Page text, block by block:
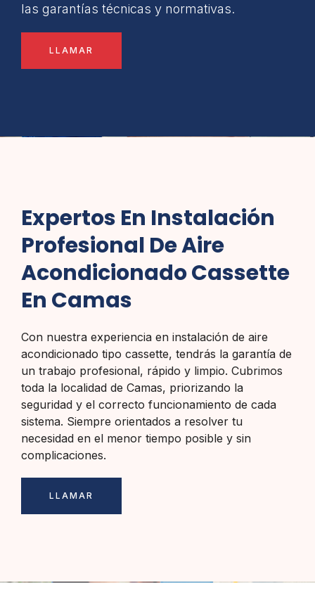
las garantías técnicas y normativas.
LLAMAR
Expertos En Instalación
Profesional De Aire
Acondicionado Cassette
En Camas
Con nuestra experiencia en instalación de aire
acondicionado tipo cassette, tendrás la garantía de
un trabajo profesional, rápido y limpio. Cubrimos
toda la localidad de Camas, priorizando la
seguridad y el correcto funcionamiento de cada
sistema. Siempre orientados a resolver tu
necesidad en el menor tiempo posible y sin
complicaciones.
LLAMAR